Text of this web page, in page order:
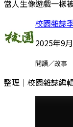
當人生像遊戲一樣
校園雜誌
2025年9
閱讀／故事
整理｜校園雜誌編